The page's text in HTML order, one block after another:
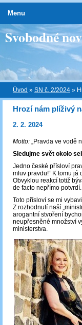
Svobodné
Úvod » SN č. 2/2024 »
Hrozí nám plíživý
2. 2. 2024
Motto: „Pravda ve vodě
Sledujme svět okolo
Jedno české přísloví
mluv pravdu!“ K tomu já
Obvyklou reakcí totiž
de facto nepřímo potvrdí.
Toto přísloví se mi
Z rozhodnutí naší
arogantní stvoření
neupřesněné množství
ministerstva.
Menu